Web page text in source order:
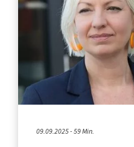
09.09.2025 - 59 Min.